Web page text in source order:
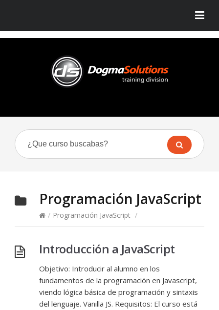
Programación JavaScript
/ Programación JavaScript /
Introducción a JavaScript
Objetivo: Introducir al alumno en los
fundamentos de la programación en Javascript,
viendo lógica básica de programación y sintaxis
del lenguaje. Vanilla JS. Requisitos: El curso está